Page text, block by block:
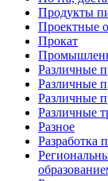
Продукты
Проектные
Прокат
Различные
Различные
Различные
Различные
Разное
Разработка